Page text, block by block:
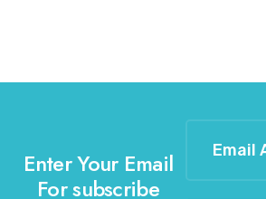
Enter Your Email
For subscribe